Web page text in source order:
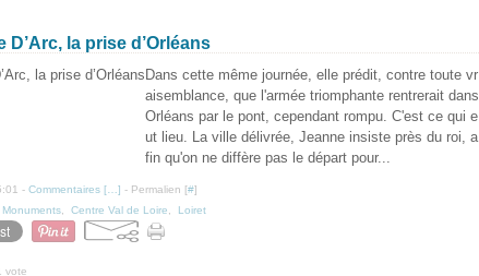
D’Arc, la prise d’Orléans
Dans cette même journée, elle prédit, contre toute vr
aisemblance, que l'armée triomphante rentrerait dans
Orléans par le pont, cependant rompu. C'est ce qui e
ut lieu. La ville délivrée, Jeanne insiste près du roi, a
fin qu'on ne diffère pas le départ pour...
- Commentaires [ ] - Permalien [#]
Monuments Centre Val de Loire Loiret
vote